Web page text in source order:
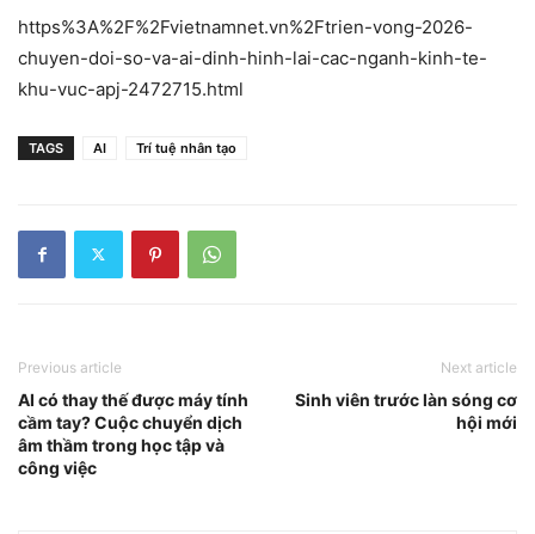
https%3A%2F%2Fvietnamnet.vn%2Ftrien-vong-2026-
chuyen-doi-so-va-ai-dinh-hinh-lai-cac-nganh-kinh-te-
khu-vuc-apj-2472715.html
TAGS AI Trí tuệ nhân tạo
Previous article
AI có thay thế được máy tính
cầm tay? Cuộc chuyển dịch
âm thầm trong học tập và
công việc
Next article
Sinh viên trước làn sóng cơ
hội mới